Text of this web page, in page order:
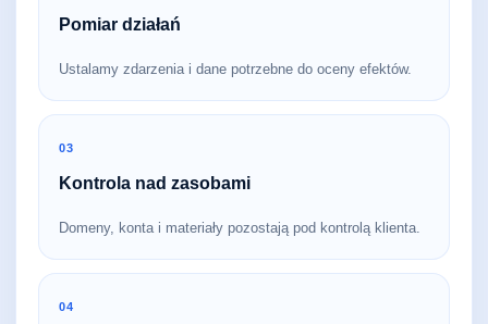
Pomiar działań
Ustalamy zdarzenia i dane potrzebne do oceny efektów.
03
Kontrola nad zasobami
Domeny, konta i materiały pozostają pod kontrolą klienta.
04